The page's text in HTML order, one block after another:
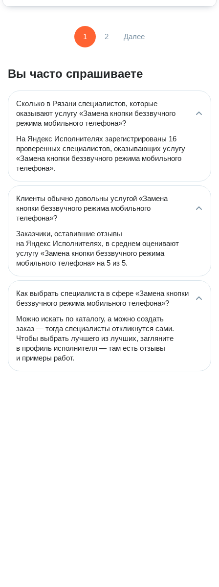
1 2 Далее
Вы часто спрашиваете
Сколько в Рязани специалистов, которые
оказывают услугу «Замена кнопки беззвучного
режима мобильного телефона»?
На Яндекс Исполнителях зарегистрированы 16
проверенных специалистов, оказывающих услугу
«Замена кнопки беззвучного режима мобильного
телефона».
Клиенты обычно довольны услугой «Замена
кнопки беззвучного режима мобильного
телефона»?
Заказчики, оставившие отзывы
на Яндекс Исполнителях, в среднем оценивают
услугу «Замена кнопки беззвучного режима
мобильного телефона» на 5 из 5.
Как выбрать специалиста в сфере «Замена кнопки
беззвучного режима мобильного телефона»?
Можно искать по каталогу, а можно создать
заказ — тогда специалисты откликнутся сами.
Чтобы выбрать лучшего из лучших, загляните
в профиль исполнителя — там есть отзывы
и примеры работ.